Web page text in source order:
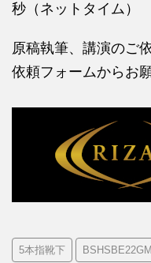
秒（ネットタイム）
原稿執筆、講演のご
依頼フォームからお
5本指靴下 BSHSBE22GM